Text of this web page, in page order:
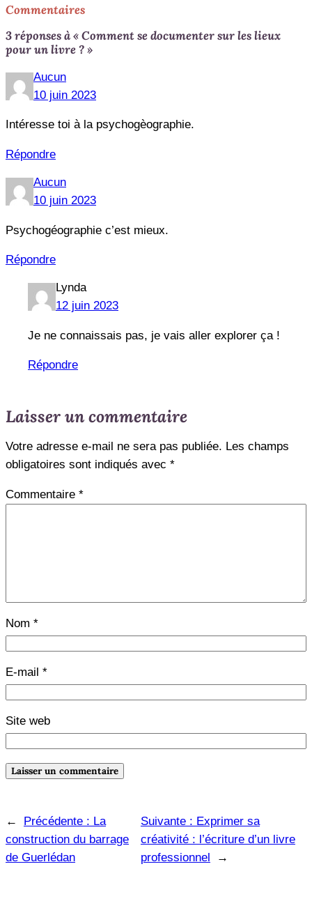
Commentaires
3 réponses à « Comment se documenter sur les lieux
pour un livre ? »
Aucun
10 juin 2023
Intéresse toi à la psychogèographie.
Répondre
Aucun
10 juin 2023
Psychogéographie c’est mieux.
Répondre
Lynda
12 juin 2023
Je ne connaissais pas, je vais aller explorer ça !
Répondre
Laisser un commentaire
Votre adresse e-mail ne sera pas publiée. Les champs
obligatoires sont indiqués avec *
Commentaire *
Nom *
E-mail *
Site web
← Précédente : La
construction du barrage
de Guerlédan
Suivante : Exprimer sa
créativité : l’écriture d’un livre
professionnel
→